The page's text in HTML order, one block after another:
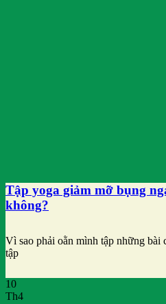
Tập yoga giảm mỡ bụng
không?
Vì sao phải oằn mình tập những bài
tập
10
Th4